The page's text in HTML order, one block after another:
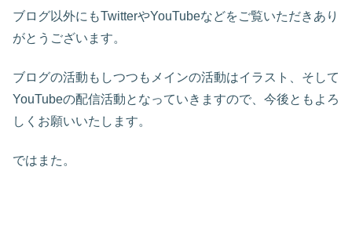
ブログ以外にもTwitterやYouTubeなどをご覧いただきあり
がとうございます。
ブログの活動もしつつもメインの活動はイラスト、そして
YouTubeの配信活動となっていきますので、今後ともよろ
しくお願いいたします。
ではまた。